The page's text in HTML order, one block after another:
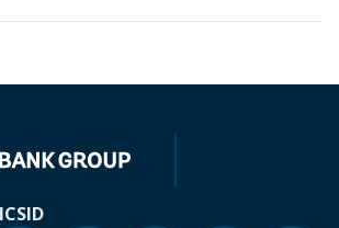
ICSID